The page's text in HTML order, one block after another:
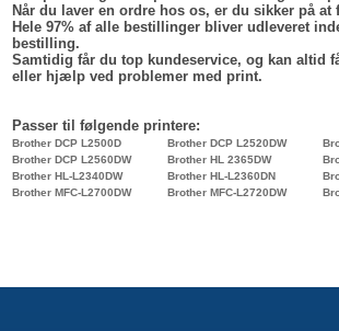
Når du laver en ordre hos os, er du sikker på at
Hele 97% af alle bestillinger bliver udleveret
bestilling.
Samtidig får du top kundeservice, og kan altid
eller hjælp ved problemer med print.
Passer til følgende printere:
Brother DCP L2500D Brother DCP L2520DW
Brother DCP L2560DW
Brother HL 2365DW
Brother HL-L2340DW
Brother HL-L2360DN
Brother MFC-L2700DW
Brother MFC-L2720DW